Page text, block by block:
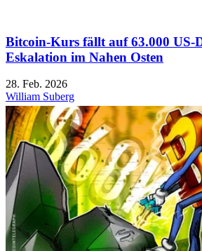
Bitcoin-Kurs fällt auf 63.000 US-
Eskalation im Nahen Osten
28. Feb. 2026
William Suberg